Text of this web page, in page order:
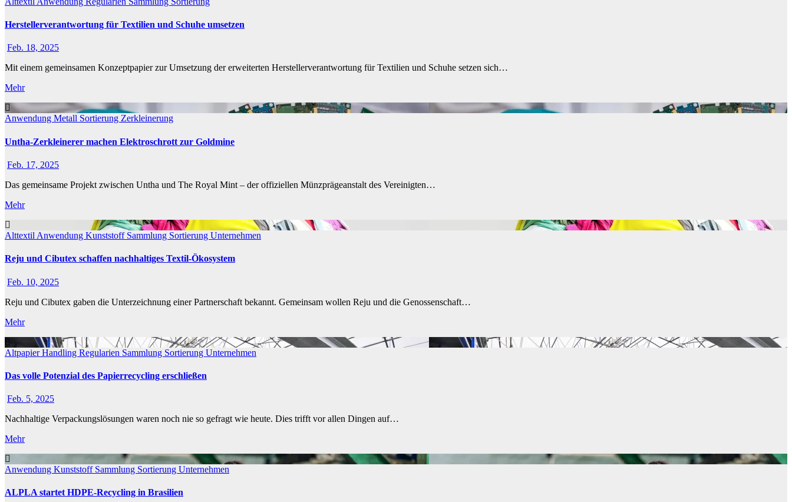
Herstellerverantwortung für Textilien und Schuhe umsetzen
Feb. 18, 2025
Mit einem gemeinsamen Konzeptpapier zur Umsetzung der erweiterten Herstellerverantwortung für Textilien und Schuhe setzen sich…
Mehr
Anwendung Metall Sortierung Zerkleinerung
Untha-Zerkleinerer machen Elektroschrott zur Goldmine
Feb. 17, 2025
Das gemeinsame Projekt zwischen Untha und The Royal Mint – der offiziellen Münzprägeanstalt des Vereinigten…
Mehr
Alttextil Anwendung Kunststoff Sammlung Sortierung Unternehmen
Reju und Cibutex schaffen nachhaltiges Textil-Ökosystem
Feb. 10, 2025
Reju und Cibutex gaben die Unterzeichnung einer Partnerschaft bekannt. Gemeinsam wollen Reju und die Genossenschaft…
Mehr
AltpapierHandling Regularien Sammlung Sortierung Unternehmen
Das volle Potenzial des Papierrecycling erschließen
Feb. 5, 2025
Nachhaltige Verpackungslösungen waren noch nie so gefragt wie heute. Dies trifft vor allen Dingen auf…
Mehr
Anwendung Kunststoff Sammlung Sortierung Unternehmen
ALPLA startet HDPE-Recycling in Brasilien